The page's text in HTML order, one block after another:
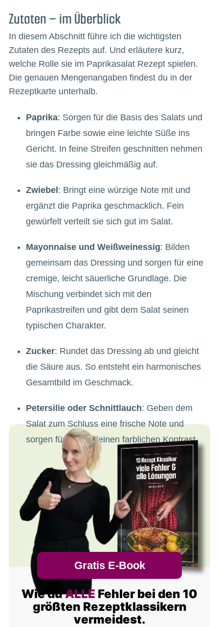
Zutaten – im Überblick
In diesem Abschnitt führe ich die wichtigsten
Zutaten des Rezepts auf. Und erläutere kurz,
welche Rolle sie im Paprikasalat Rezept spielen.
Die genauen Mengenangaben findest du in der
Rezeptkarte unterhalb.
Paprika: Sorgen für die Basis des Salats und
bringen Farbe sowie eine leichte Süße ins
Gericht. In feine Streifen geschnitten nehmen
sie das Dressing gleichmäßig auf.
Zwiebel: Bringt eine würzige Note mit und
ergänzt die Paprika geschmacklich. Fein
gewürfelt verteilt sie sich gut im Salat.
Mayonnaise und Weißweinessig: Bilden
gemeinsam das Dressing und sorgen für eine
cremige, leicht säuerliche Grundlage. Die
Mischung verbindet sich mit den
Paprikastreifen und gibt dem Salat seinen
typischen Charakter.
Zucker: Rundet das Dressing ab und gleicht
die Säure aus. So entsteht ein harmonisches
Gesamtbild im Geschmack.
Petersilie oder Schnittlauch: Geben dem
Salat zum Schluss eine frische Note und
sorgen für einen kleinen farblichen Kontrast.
Gratis E-Book
Wie duALLE Fehler bei den 10
größten Rezeptklassikern
vermeidest.